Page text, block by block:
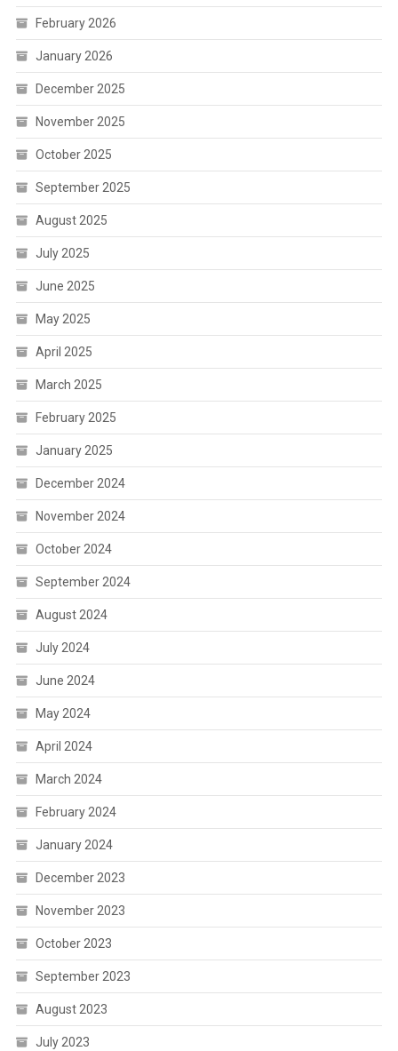
February 2026
January 2026
December 2025
November 2025
October 2025
September 2025
August 2025
July 2025
June 2025
May 2025
April 2025
March 2025
February 2025
January 2025
December 2024
November 2024
October 2024
September 2024
August 2024
July 2024
June 2024
May 2024
April 2024
March 2024
February 2024
January 2024
December 2023
November 2023
October 2023
September 2023
August 2023
July 2023